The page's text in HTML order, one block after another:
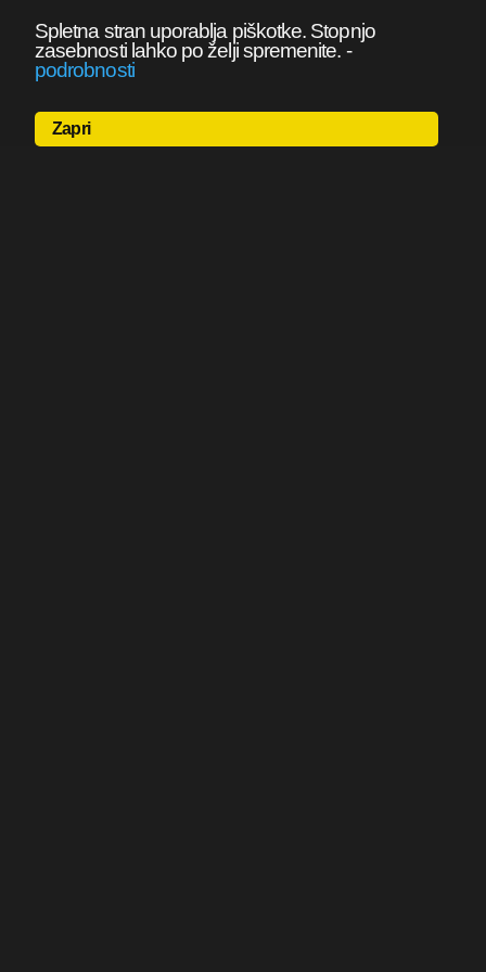
Spletna stran uporablja piškotke. Stopnjo
zasebnosti lahko po želji spremenite. -
podrobnosti
Zapri